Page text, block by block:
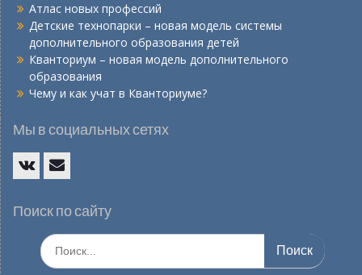
Атлас новых профессий
Детские технопарки – новая модель системы
дополнительного образования детей
Кванториум – новая модель дополнительного
образования
Чему и как учат в Кванториуме?
Мы в социальных сетях
mail
Поиск по сайту
Искать: